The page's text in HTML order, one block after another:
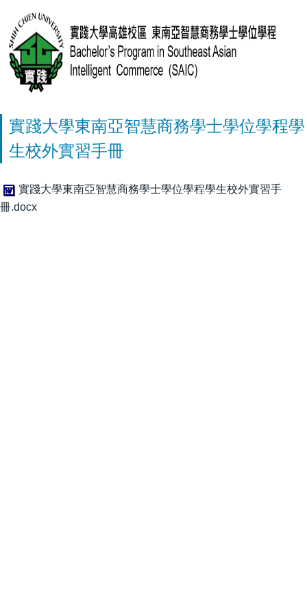
實踐大學東南亞智慧商務學士學位學程學
生校外實習手冊
實踐大學東南亞智慧商務學士學位學程學生校外實習手
冊.docx